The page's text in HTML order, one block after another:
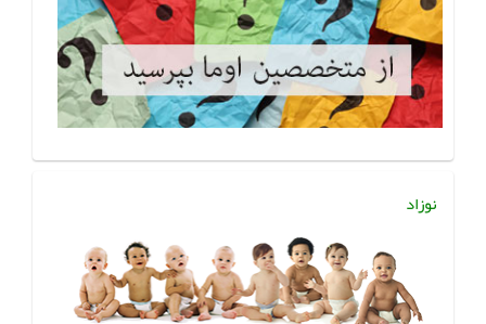
نوزاد